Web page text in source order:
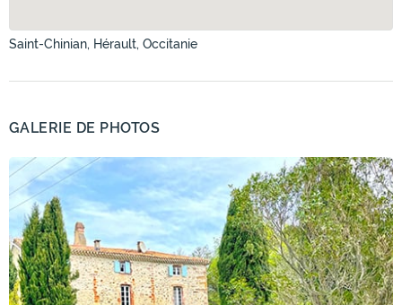
Saint-Chinian, Hérault, Occitanie
GALERIE DE PHOTOS